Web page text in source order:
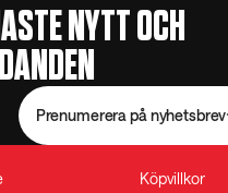
NYTT OCH
Prenumerera på nyhetsbrev
Köpvillkor